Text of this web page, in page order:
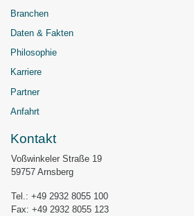
Branchen
Daten & Fakten
Philosophie
Karriere
Partner
Anfahrt
Kontakt
Voßwinkeler Straße 19
59757 Arnsberg
Tel.: +49 2932 8055 100
Fax: +49 2932 8055 123